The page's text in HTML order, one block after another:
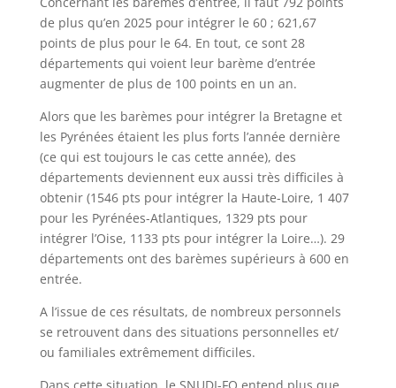
de plus qu’en 2025 pour intégrer le 60 ; 621,67
points de plus pour le 64. En tout, ce sont 28
départements qui voient leur barème d’entrée
augmenter de plus de 100 points en un an.
Alors que les barèmes pour intégrer la Bretagne et
les Pyrénées étaient les plus forts l’année dernière
(ce qui est toujours le cas cette année), des
départements deviennent eux aussi très difficiles à
obtenir (1546 pts pour intégrer la Haute-Loire, 1 407
pour les Pyrénées-Atlantiques, 1329 pts pour
intégrer l’Oise, 1133 pts pour intégrer la Loire…). 29
départements ont des barèmes supérieurs à 600 en
entrée.
A l’issue de ces résultats, de nombreux personnels
se retrouvent dans des situations personnelles et/
ou familiales extrêmement difficiles.